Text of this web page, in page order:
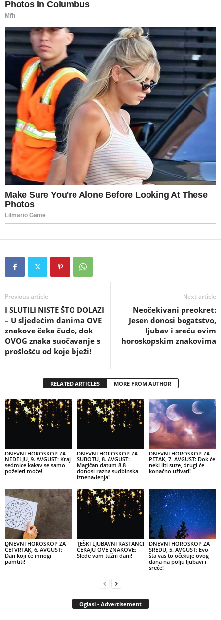
Previous article
I SLUTILI NISTE ŠTO DOLAZI
– U sljedećim danima OVE
znakove čeka čudo, dok
OVOG znaka suočavanje s
prošlošću od koje bježi!
Next article
Neočekivani preokret:
Jesen donosi bogatstvo,
ljubav i sreću ovim
horoskopskim znakovima
RELATED ARTICLES MORE FROM AUTHOR
DNEVNI HOROSKOP ZA
NEDELJU, 9. AVGUST: Kraj
sedmice kakav se samo
poželeti može!
DNEVNI HOROSKOP ZA
SUBOTU, 8. AVGUST:
Magičan datum 8.8
donosi razna sudbinska
iznenađenja!
DNEVNI HOROSKOP ZA
PETAK, 7. AVGUST: Dok će
neki liti suze, drugi će
konačno uživati!
DNEVNI HOROSKOP ZA
ČETVRTAK, 6. AVGUST:
Dan koji će mnogi
pamtiti!
TEŠKI LJUBAVNI RASTANCI
ČEKAJU OVE ZNAKOVE:
Slede vam tužni dani!
DNEVNI HOROSKOP ZA
SREDU, 5. AVGUST: Evo
šta vas to očekuje ovog
dana na polju ljubavi i
sreće!
Oglasi - Advertisement